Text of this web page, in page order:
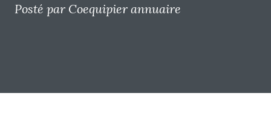
Posté par Coequipier annuaire